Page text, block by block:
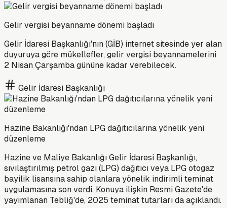
Gelir vergisi beyanname dönemi başladı
Gelir İdaresi Başkanlığı'nın (GİB) internet sitesinde yer alan
duyuruya göre mükellefler, gelir vergisi beyannamelerini
2 Nisan Çarşamba gününe kadar verebilecek.
Gelir İdaresi Başkanlığı
Hazine Bakanlığı'ndan LPG dağıtıcılarına yönelik yeni
düzenleme
Hazine ve Maliye Bakanlığı Gelir İdaresi Başkanlığı,
sıvılaştırılmış petrol gazı (LPG) dağıtıcı veya LPG otogaz
bayilik lisansına sahip olanlara yönelik indirimli teminat
uygulamasına son verdi. Konuya ilişkin Resmi Gazete'de
yayımlanan Tebliğ'de, 2025 teminat tutarları da açıklandı.